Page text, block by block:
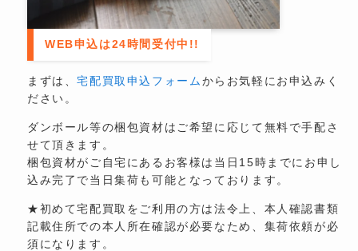
WEB申込は24時間受付中!!
まずは、宅配買取申込フォームからお気軽にお申込みく
ださい。
ダンボール等の梱包資材はご希望に応じて無料で手配さ
せて頂きます。
梱包資材がご自宅にあるお客様は当日15時までにお申し
込み完了で当日集荷も可能となっております。
★初めて宅配買取をご利用の方は法令上、本人確認書類
記載住所での本人所在確認が必要なため、集荷依頼が必
須になります。